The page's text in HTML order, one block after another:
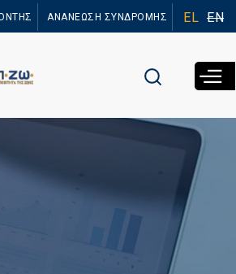
προς το ΑΝΑΝΕΩΣΗ ΣΥΝΔΡΟΜΗΣ EL EN